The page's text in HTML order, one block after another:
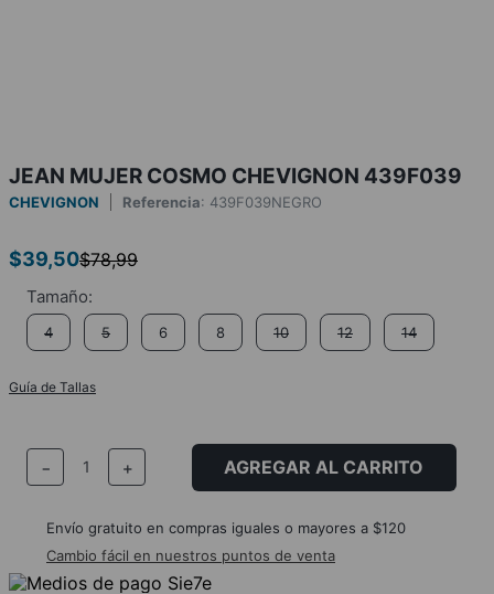
JEAN MUJER COSMO CHEVIGNON 439F039
CHEVIGNON Referencia: 439F039NEGRO
$39,50$78,99
4 5 6 8 10 12 14
Guía de Tallas
＋
－ AGREGAR AL CARRITO
Envío gratuito en compras iguales o mayores a $120
Cambio fácil en nuestros puntos de venta